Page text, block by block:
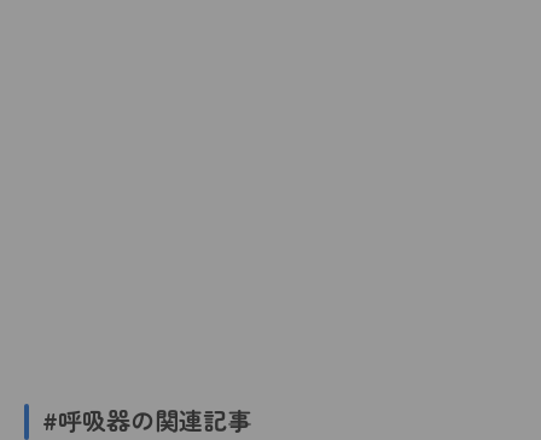
#呼吸器の関連記事